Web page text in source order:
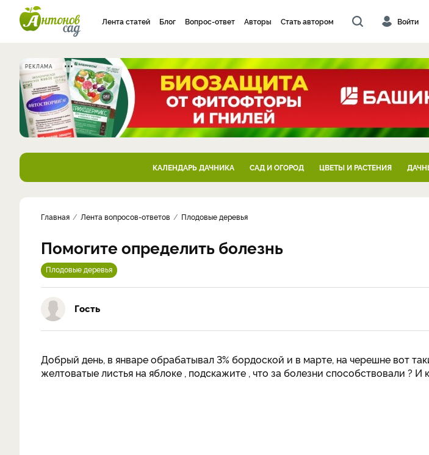
Лента статей Блог Вопрос-ответ Авторы Стать автором Войти
РЕКЛАМА
КАЛЕНДАРЬ ДАЧНИКА САД И ОГОРОД ЦВЕТЫ И РАСТЕНИЯ
Главная Лента вопросов-ответов Плодовые деревья
Помогите определить болезнь
Плодовые деревья
Гость
Добрый день, в январе обрабатывал 3% бордоской и в марте, на черешне вот
желтоватые листья на яблоке , подскажите , что за болезни способствовали ?